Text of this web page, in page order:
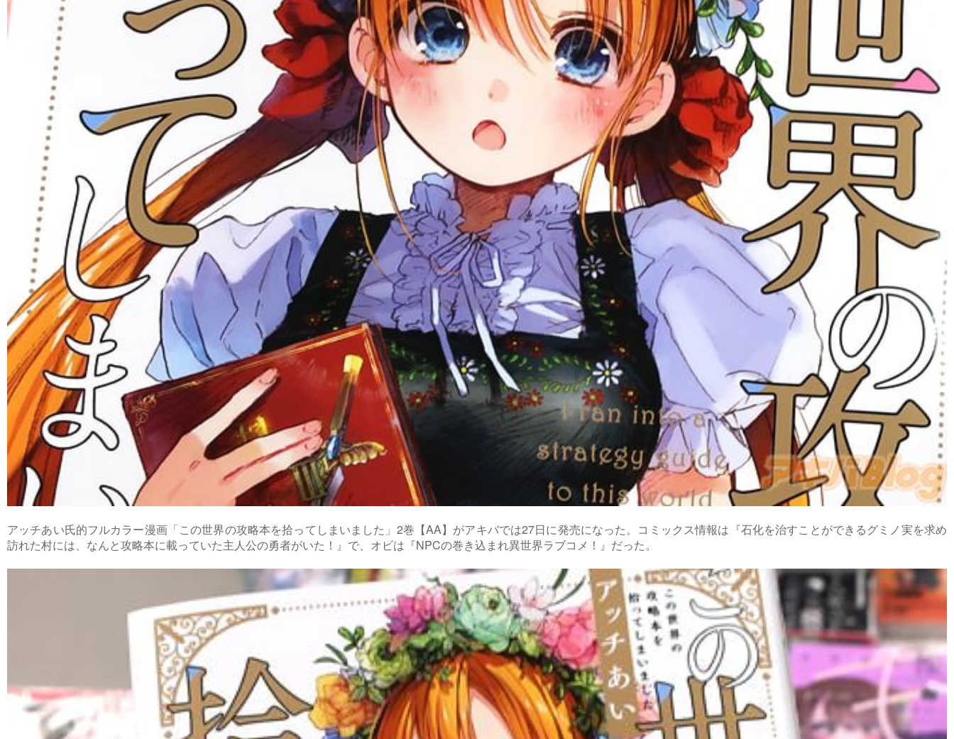
アッチあい氏的フルカラー漫画「この世界の攻略本を拾ってしまいました」2巻【AA】がアキバでは27日に発売になった。コミックス情報は『石化を治すことができるグミノ実を求め
訪れた村には、なんと攻略本に載っていた主人公の勇者がいた！』で、オビは『NPCの巻き込まれ異世界ラブコメ！』だった。